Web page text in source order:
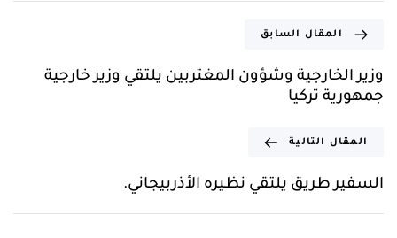
المقال السابق
وزير الخارجية وشؤون المغتربين يلتقي وزير خارجية
جمهورية تركيا
المقال التالية
السفير طريق يلتقي نظيره الأذربيجاني.